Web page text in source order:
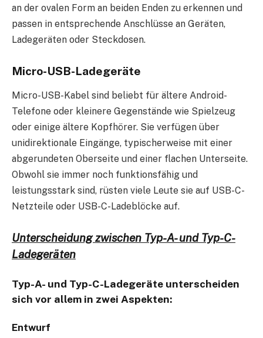
an der ovalen Form an beiden Enden zu erkennen und
passen in entsprechende Anschlüsse an Geräten,
Ladegeräten oder Steckdosen.
Micro-USB-Ladegeräte
Micro-USB-Kabel sind beliebt für ältere Android-
Telefone oder kleinere Gegenstände wie Spielzeug
oder einige ältere Kopfhörer. Sie verfügen über
unidirektionale Eingänge, typischerweise mit einer
abgerundeten Oberseite und einer flachen Unterseite.
Obwohl sie immer noch funktionsfähig und
leistungsstark sind, rüsten viele Leute sie auf USB-C-
Netzteile oder USB-C-Ladeblöcke auf.
Unterscheidung zwischen Typ-A- und Typ-C-
Ladegeräten
Typ-A- und Typ-C-Ladegeräte unterscheiden
sich vor allem in zwei Aspekten:
Entwurf